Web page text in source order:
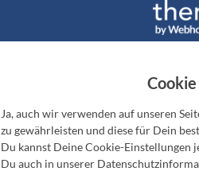
Ja, auch wir verwenden auf unseren
zu gewährleisten und diese für Dein
Du kannst Deine Cookie-
Du auch in unserer